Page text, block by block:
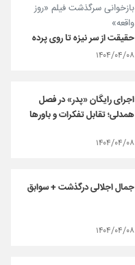
بازخوانی سرگذشت فیلم «روز
واقعه»
حقیقت از سر نیزه تا روی پرده
۱۴۰۴/۰۴/۰۸
اجرای رایگان «پدر» در فصل
همدلی؛ تقابل تفکرات و باورها
۱۴۰۴/۰۴/۰۸
جمال اجلالی درگذشت + سوابق
۱۴۰۴/۰۴/۰۸